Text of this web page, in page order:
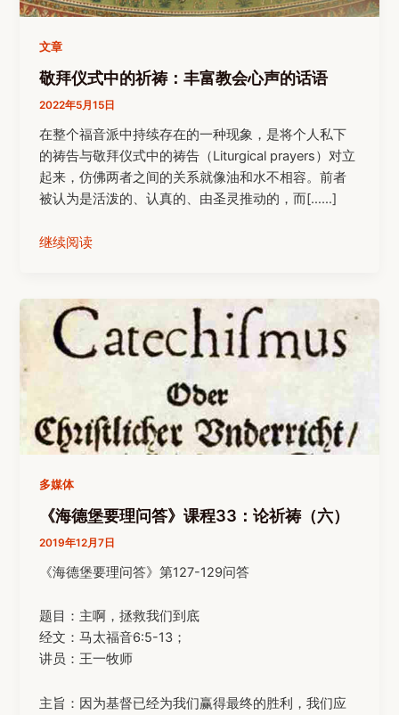
文章
敬拜仪式中的祈祷：丰富教会心声的话语
2022年5月15日
在整个福音派中持续存在的一种现象，是将个人私下
的祷告与敬拜仪式中的祷告（Liturgical prayers）对立
起来，仿佛两者之间的关系就像油和水不相容。前者
被认为是活泼的、认真的、由圣灵推动的，而[……]
继续阅读
多媒体
《海德堡要理问答》课程33：论祈祷（六）
2019年12月7日
《海德堡要理问答》第127-129问答
题目：主啊，拯救我们到底
经文：马太福音6:5-13；
讲员：王一牧师
主旨：因为基督已经为我们赢得最终的胜利，我们应